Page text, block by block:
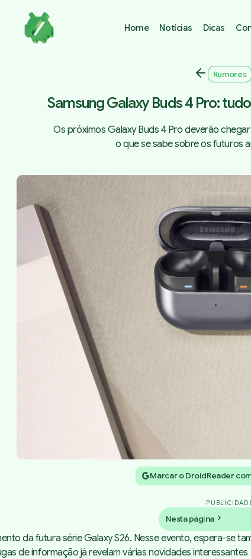
Home Notícias Dicas
Rumores
Samsung Galaxy Buds 4 Pro:
Os próximos Galaxy Buds 4 Pro deverão
o que se sabe sobre os futuros
Marcar o DroidReader
Nesta página
da futura série Galaxy S26. Nesse evento, espera-se
de informação já revelam várias novidades